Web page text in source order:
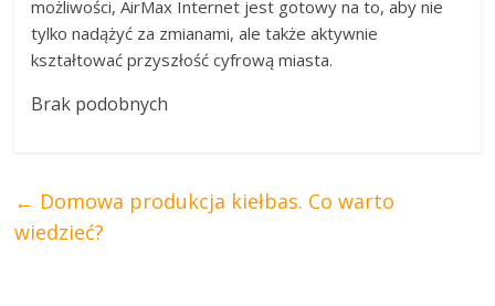
możliwości, AirMax Internet jest gotowy na to, aby nie
tylko nadążyć za zmianami, ale także aktywnie
kształtować przyszłość cyfrową miasta.
Brak podobnych
← Domowa produkcja kiełbas. Co warto
wiedzieć?